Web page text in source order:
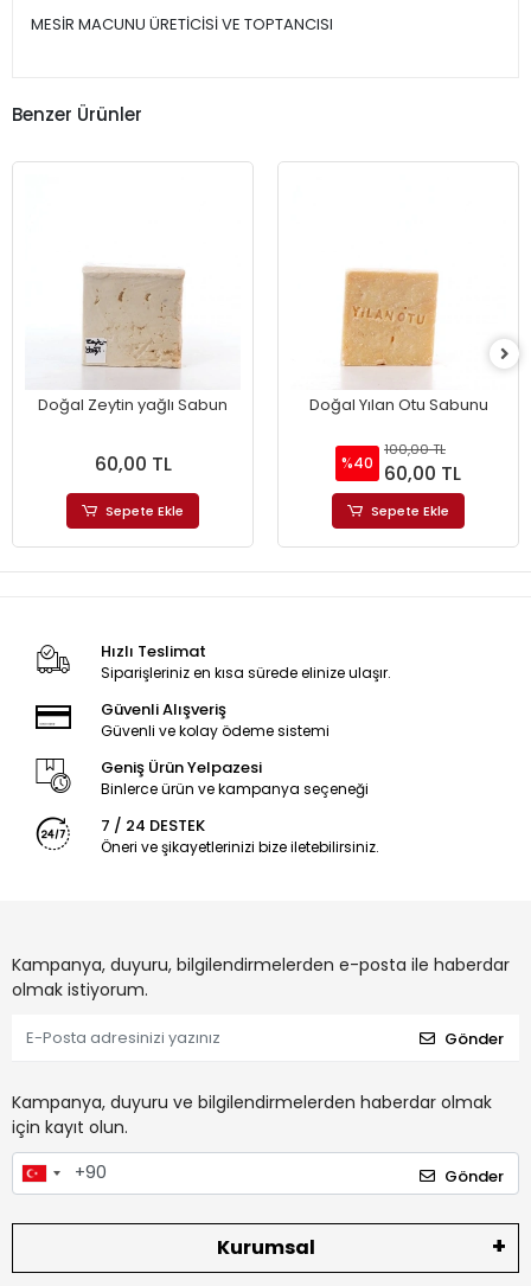
MESİR MACUNU ÜRETİCİSİ VE TOPTANCISI
Benzer Ürünler
Doğal Zeytin yağlı Sabun
60,00 TL
Sepete Ekle
Doğal Yılan Otu Sabunu
%40
100,00 TL
60,00 TL
Sepete Ekle
Hızlı Teslimat
Siparişleriniz en kısa sürede elinize ulaşır.
Güvenli Alışveriş
Güvenli ve kolay ödeme sistemi
Geniş Ürün Yelpazesi
Binlerce ürün ve kampanya seçeneği
7 / 24 DESTEK
Öneri ve şikayetlerinizi bize iletebilirsiniz.
Kampanya, duyuru, bilgilendirmelerden e-posta ile haberdar
olmak istiyorum.
Gönder
Kampanya, duyuru ve bilgilendirmelerden haberdar olmak
için kayıt olun.
Gönder
Kurumsal